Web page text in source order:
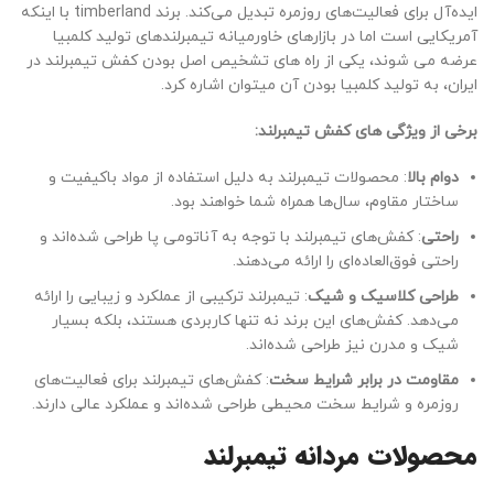
ایده‌آل برای فعالیت‌های روزمره تبدیل می‌کند. برند timberland با اینکه
آمریکایی است اما در بازارهای خاورمیانه تیمبرلندهای تولید کلمبیا
عرضه می شوند، یکی از راه های تشخیص اصل بودن کفش تیمبرلند در
ایران، به تولید کلمبیا بودن آن میتوان اشاره کرد.
برخی از ویژگی های کفش تیمبرلند:
دوام بالا: محصولات تیمبرلند به دلیل استفاده از مواد باکیفیت و
ساختار مقاوم، سال‌ها همراه شما خواهند بود.
راحتی: کفش‌های تیمبرلند با توجه به آناتومی پا طراحی شده‌اند و
راحتی فوق‌العاده‌ای را ارائه می‌دهند.
طراحی کلاسیک و شیک: تیمبرلند ترکیبی از عملکرد و زیبایی را ارائه
می‌دهد. کفش‌های این برند نه تنها کاربردی هستند، بلکه بسیار
شیک و مدرن نیز طراحی شده‌اند.
مقاومت در برابر شرایط سخت: کفش‌های تیمبرلند برای فعالیت‌های
روزمره و شرایط سخت محیطی طراحی شده‌اند و عملکرد عالی دارند.
محصولات مردانه تیمبرلند